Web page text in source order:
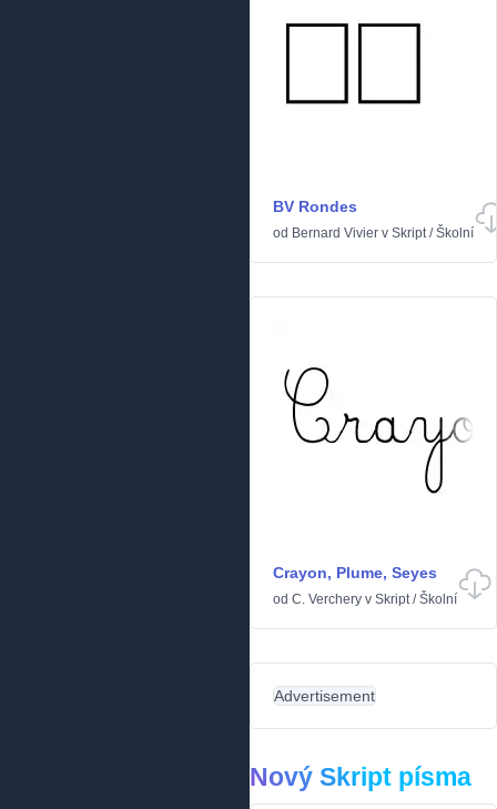
BV Rondes
od Bernard Vivier v Skript/Školní
Crayon, Plume, Seyes
od C. Verchery v Skript/Školní
Advertisement
Nový Skript písma